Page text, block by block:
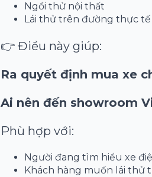
Ngồi thử nội thất
Lái thử trên đường thực tế
👉 Điều này giúp:
Ra quyết định mua xe
Ai nên đến showroom
Phù hợp với:
Người đang tìm hiểu xe
Khách hàng muốn lái thử